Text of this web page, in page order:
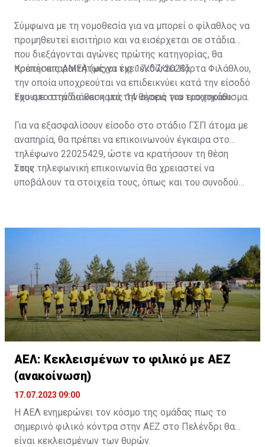
Σύμφωνα με τη νομοθεσία για να μπορεί ο φίλαθλος να
προμηθευτεί εισιτήριο και να εισέρχεται σε στάδια
που διεξάγονται αγώνες πρώτης κατηγορίας, θα
πρέπει απαραιτήτως να έχει εκδώσει Κάρτα Φιλάθλου,
την οποία υποχρεούται να επιδεικνύει κατά την είσοδό
του στο στάδιο και κατά την αγορά του εισιτηρίου.
Κρατήσεις ΑΜΕΑ (μέχρι τις 17/07/2023)
Έχουμε στην διάθεση μας 14 θέσεις για τροχοκάθισμα.
Για να εξασφαλίσουν είσοδο στο στάδιο ΓΣΠ άτομα με
αναπηρία, θα πρέπει να επικοινωνούν έγκαιρα στο
τηλέφωνο 22025429, ώστε να κρατήσουν τη θέση
τους.
Στην τηλεφωνική επικοινωνία θα χρειαστεί να
υποβάλουν τα στοιχεία τους, όπως και του συνοδού
κάρτα ΑμεΑ και αριθμός κάρτας φιλάθλου του
ΑΕΛ: Κεκλεισμένων το φιλικό με ΑΕΖ
(ανακοίνωση)
17.07.2023 09:00
Η ΑΕΛ ενημερώνει τον κόσμο της ομάδας πως το
σημερινό φιλικό κόντρα στην ΑΕΖ στο Πελένδρι θα
είναι κεκλεισμένων των θυρών.